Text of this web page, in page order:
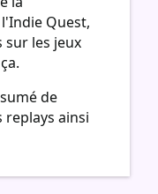
Quest,
sur les jeux
de
replays ainsi